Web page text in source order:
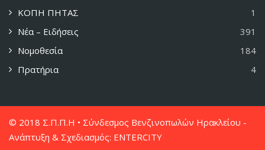
ΚΟΠΗ ΠΗΤΑΣ
1
Νέα – Ειδήσεις
391
Νομοθεσία
184
Πρατήρια
4
© 2018 Σ.Π.Π.Η • Σύνδεσμος Βενζινοπωλών Ηρακλείου -
Ανάπτυξη & Σχεδιασμός: ENTERCITY